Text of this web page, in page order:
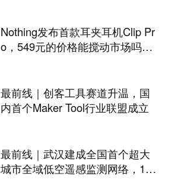
Nothing发布首款耳夹耳机Clip Pr
o，549元的价格能搅动市场吗？
最前线｜创客工具赛道升温，国
内首个Maker Tool行业联盟成立
最前线｜武汉建成全国首个超大
城市全域低空遥感监测网络，146